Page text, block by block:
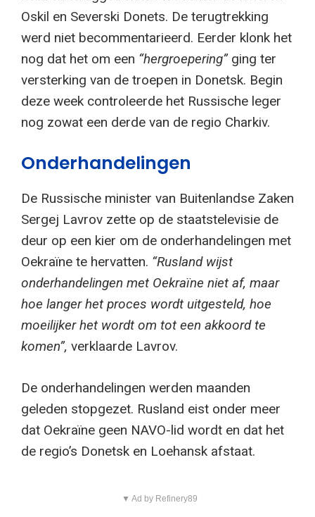
Oskil en Severski Donets. De terugtrekking
werd niet becommentarieerd. Eerder klonk het
nog dat het om een “hergroepering”ging ter
versterking van de troepen in Donetsk. Begin
deze week controleerde het Russische leger
nog zowat een derde van de regio Charkiv.
Onderhandelingen
De Russische minister van Buitenlandse Zaken
Sergej Lavrov zette op de staatstelevisie de
deur op een kier om de onderhandelingen met
Oekraïne te hervatten. “Rusland wijst
onderhandelingen met Oekraïne niet af, maar
hoe langer het proces wordt uitgesteld, hoe
moeilijker het wordt om tot een akkoord te
komen”, verklaarde Lavrov.
De onderhandelingen werden maanden
geleden stopgezet. Rusland eist onder meer
dat Oekraïne geen NAVO-lid wordt en dat het
de regio’s Donetsk en Loehansk afstaat.
▼ Ad by Refinery89